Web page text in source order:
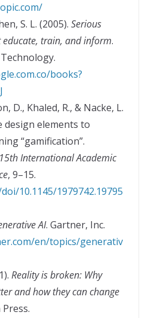
S. L. (2005). Serious
educate, train, and inform.
books?
D., Khaled, R., & Nacke, L.
design elements to
“gamification”.
International Academic
, 9–15.
10.1145/1979742.19795
AI. Gartner, Inc.
en/topics/generativ
Reality is broken: Why
and how they can change